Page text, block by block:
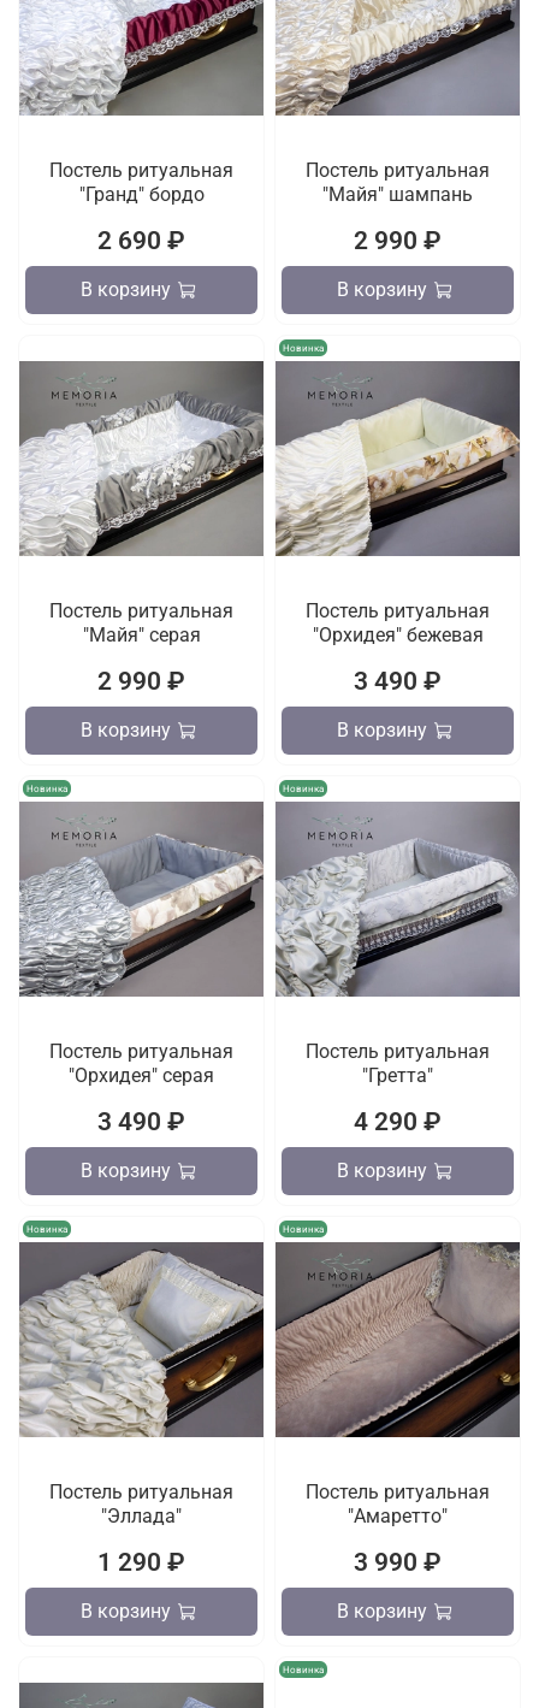
Постель ритуальная
"Гранд" бордо
2 690 ₽
В корзину
Постель ритуальная
"Майя" шампань
2 990 ₽
В корзину
Постель ритуальная
"Майя" серая
2 990 ₽
В корзину
Новинка
Постель ритуальная
"Орхидея" бежевая
3 490 ₽
В корзину
Новинка
Постель ритуальная
"Орхидея" серая
3 490 ₽
В корзину
Новинка
Постель ритуальная
"Гретта"
4 290 ₽
В корзину
Новинка
Постель ритуальная
"Эллада"
1 290 ₽
В корзину
Новинка
Постель ритуальная
"Амаретто"
3 990 ₽
В корзину
Новинка